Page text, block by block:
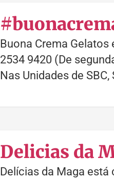
Buona Crema Gelatos
2534 9420 (De
Nas Unidades de
Delicias da
Delícias da Maga